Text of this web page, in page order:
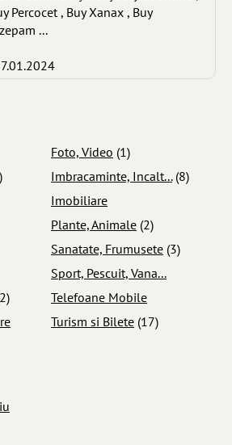
Percocet , Buy Xanax , Buy
...
Foto, Video (1)
Imbracaminte, Incalt... (8)
Imobiliare
Plante, Animale (2)
Sanatate, Frumusete (3)
Sport, Pescuit, Vana...
Telefoane Mobile
Turism si Bilete (17)